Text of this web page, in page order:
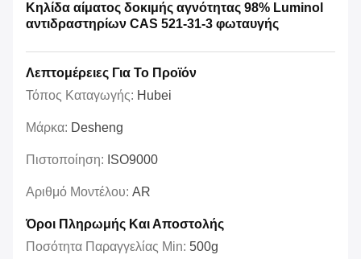
Κηλίδα αίματος δοκιμής αγνότητας 98% Luminol
αντιδραστηρίων CAS 521-31-3 φωταυγής
Λεπτομέρειες Για Το Προϊόν
Τόπος Καταγωγής: Hubei
Μάρκα: Desheng
Πιστοποίηση: ISO9000
Αριθμό Μοντέλου: AR
Όροι Πληρωμής Και Αποστολής
Ποσότητα Παραγγελίας Min: 500g